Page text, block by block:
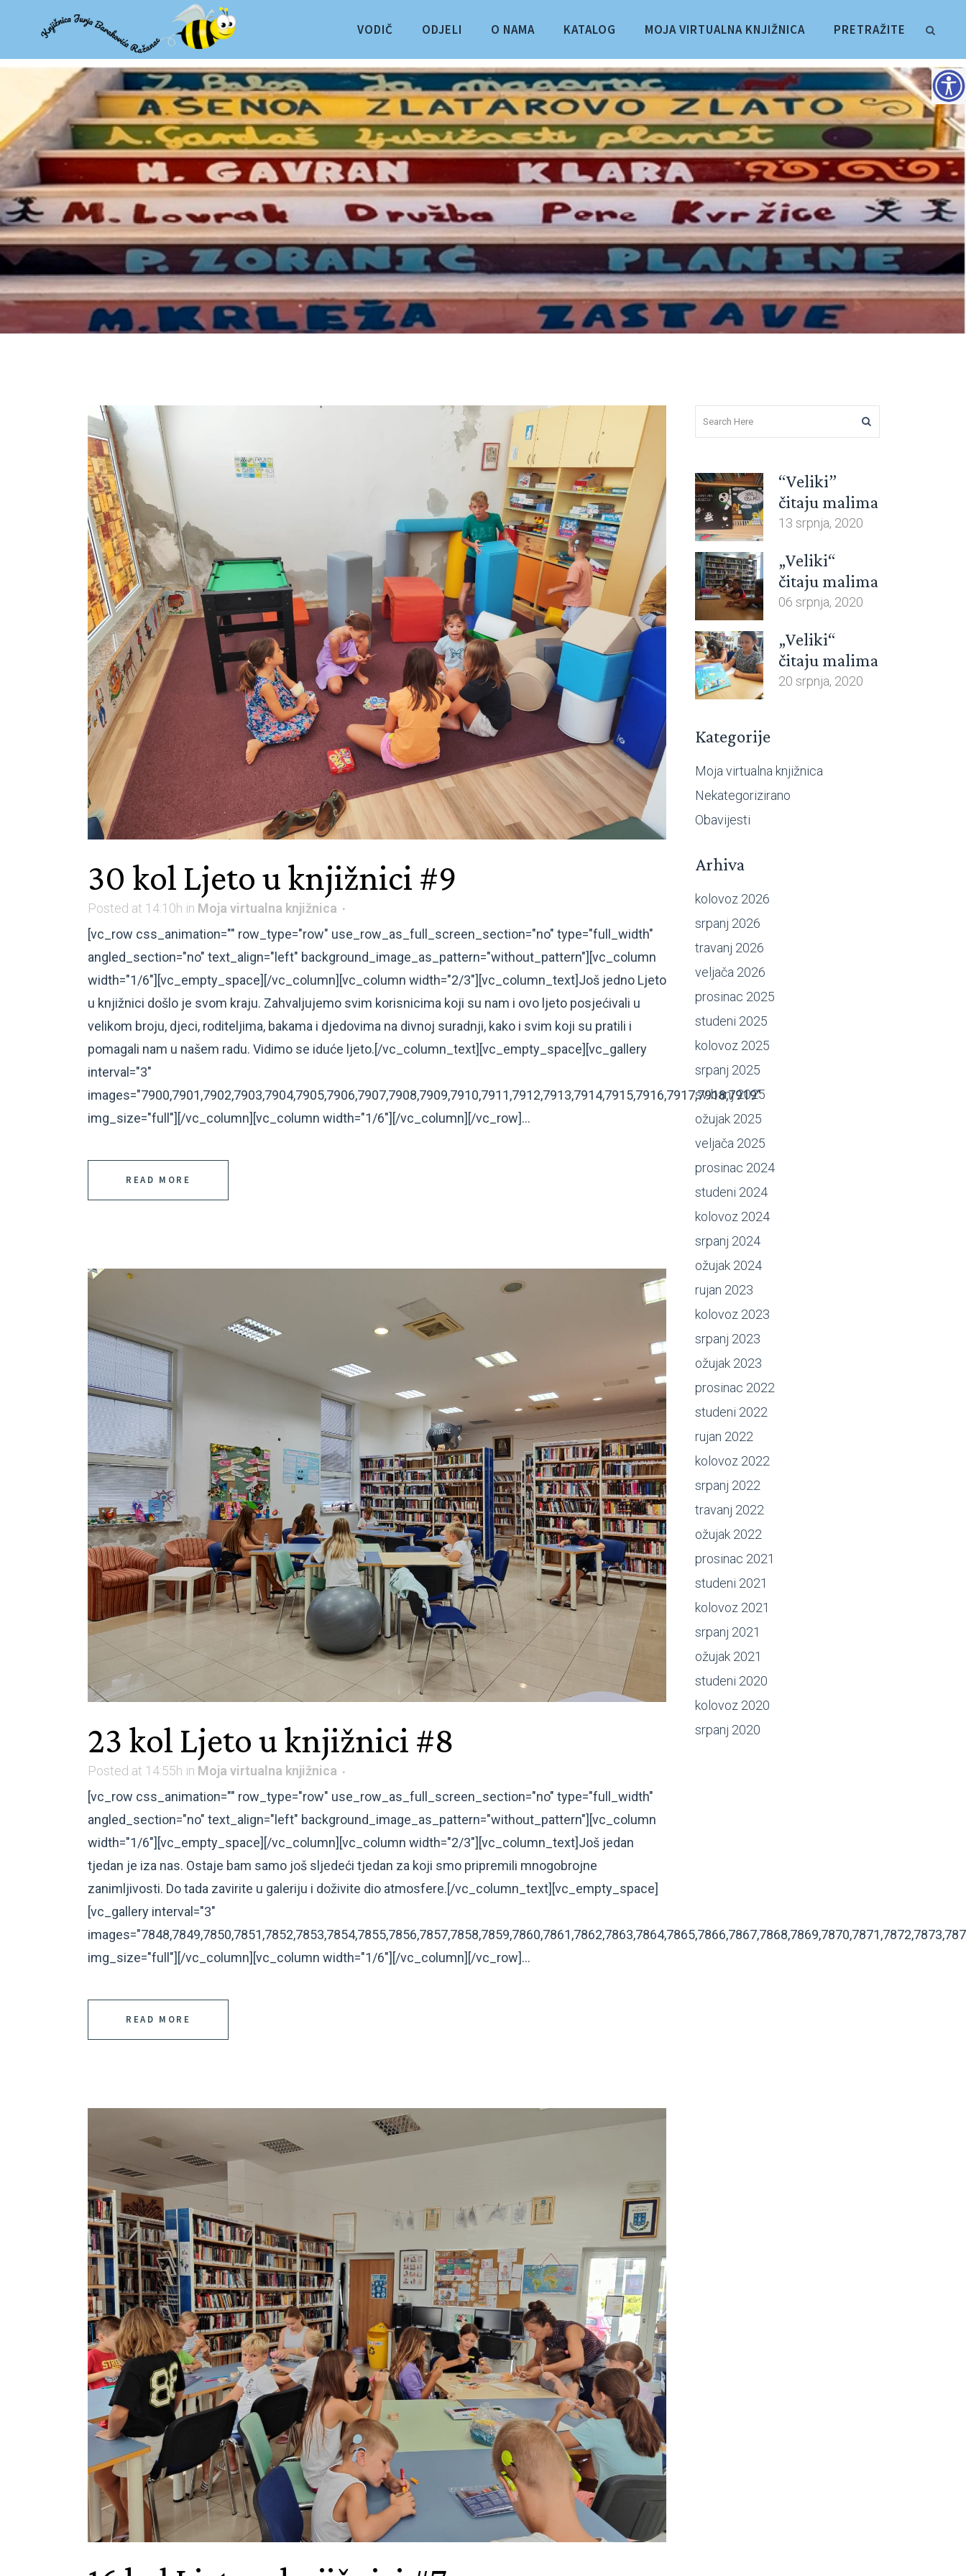
VODIČ ODJELI O NAMA KATALOG MOJA VIRTUALNA KNJIŽNICA PRETRAŽITE
30 kol Ljeto u knjižnici #9
Posted at 14:10h in Moja virtualna knjižnica
[vc_row css_animation="" row_type="row" use_row_as_full_screen_section="no" type="full_width"
angled_section="no" text_align="left" background_image_as_pattern="without_pattern"][vc_column
width="1/6"][vc_empty_space][/vc_column][vc_column width="2/3"][vc_column_text]Još jedno Ljeto
u knjižnici došlo je svom kraju. Zahvaljujemo svim korisnicima koji su nam i ovo ljeto posjećivali u
velikom broju, djeci, roditeljima, bakama i djedovima na divnoj suradnji, kako i svim koji su pratili i
pomagali nam u našem radu. Vidimo se iduće ljeto.[/vc_column_text][vc_empty_space][vc_gallery
interval="3"
images="7900,7901,7902,7903,7904,7905,7906,7907,7908,7909,7910,7911,7912,7913,7914,7915,7916,7917,7918,7919"
img_size="full"][/vc_column][vc_column width="1/6"][/vc_column][/vc_row]...
READ MORE
23 kol Ljeto u knjižnici #8
Posted at 14:55h in Moja virtualna knjižnica
[vc_row css_animation="" row_type="row" use_row_as_full_screen_section="no" type="full_width"
angled_section="no" text_align="left" background_image_as_pattern="without_pattern"][vc_column
width="1/6"][vc_empty_space][/vc_column][vc_column width="2/3"][vc_column_text]Još jedan
tjedan je iza nas. Ostaje bam samo još sljedeći tjedan za koji smo pripremili mnogobrojne
zanimljivosti. Do tada zavirite u galeriju i doživite dio atmosfere.[/vc_column_text][vc_empty_space]
[vc_gallery interval="3"
img_size="full"][/vc_column][vc_column width="1/6"][/vc_column][/vc_row]...
READ MORE
“Veliki”
čitaju malima
13 srpnja, 2020
„Veliki“
čitaju malima
06 srpnja, 2020
„Veliki“
čitaju malima
20 srpnja, 2020
Kategorije
Moja virtualna knjižnica
Nekategorizirano
Obavijesti
Arhiva
kolovoz 2026
srpanj 2026
travanj 2026
veljača 2026
prosinac 2025
studeni 2025
kolovoz 2025
srpanj 2025
svibanj 2025
ožujak 2025
veljača 2025
prosinac 2024
studeni 2024
kolovoz 2024
srpanj 2024
ožujak 2024
rujan 2023
kolovoz 2023
srpanj 2023
ožujak 2023
prosinac 2022
studeni 2022
rujan 2022
kolovoz 2022
srpanj 2022
travanj 2022
ožujak 2022
prosinac 2021
studeni 2021
kolovoz 2021
srpanj 2021
ožujak 2021
studeni 2020
kolovoz 2020
srpanj 2020